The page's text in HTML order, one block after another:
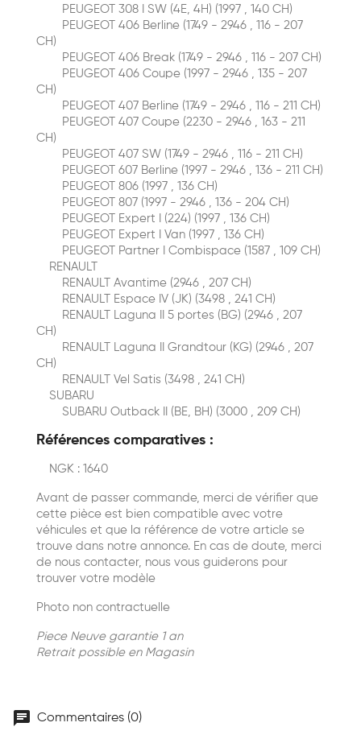
PEUGEOT 308 I SW (4E, 4H) (1997 , 140 CH)
PEUGEOT 406 Berline (1749 - 2946 , 116 - 207
CH)
PEUGEOT 406 Break (1749 - 2946 , 116 - 207 CH)
PEUGEOT 406 Coupe (1997 - 2946 , 135 - 207
CH)
PEUGEOT 407 Berline (1749 - 2946 , 116 - 211 CH)
PEUGEOT 407 Coupe (2230 - 2946 , 163 - 211
CH)
PEUGEOT 407 SW (1749 - 2946 , 116 - 211 CH)
PEUGEOT 607 Berline (1997 - 2946 , 136 - 211 CH)
PEUGEOT 806 (1997 , 136 CH)
PEUGEOT 807 (1997 - 2946 , 136 - 204 CH)
PEUGEOT Expert I (224) (1997 , 136 CH)
PEUGEOT Expert I Van (1997 , 136 CH)
PEUGEOT Partner I Combispace (1587 , 109 CH)
RENAULT
RENAULT Avantime (2946 , 207 CH)
RENAULT Espace IV (JK) (3498 , 241 CH)
RENAULT Laguna II 5 portes (BG) (2946 , 207
CH)
RENAULT Laguna II Grandtour (KG) (2946 , 207
CH)
RENAULT Vel Satis (3498 , 241 CH)
SUBARU
SUBARU Outback II (BE, BH) (3000 , 209 CH)
Références comparatives :
NGK : 1640
Avant de passer commande, merci de vérifier que
cette pièce est bien compatible avec votre
véhicules et que la référence de votre article se
trouve dans notre annonce. En cas de doute, merci
de nous contacter, nous vous guiderons pour
trouver votre modèle
Photo non contractuelle
Piece Neuve garantie 1 an
Retrait possible en Magasin
chat Commentaires (0)